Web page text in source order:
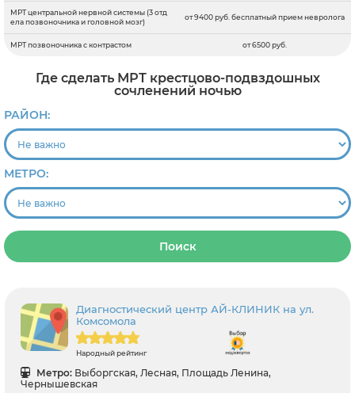
МРТ центральной нервной системы (3 отд
ела позвоночника и головной мозг)
от 9400 руб. бесплатный прием невролога
МРТ позвоночника с контрастом от 6500 руб.
Где сделать МРТ крестцово-подвздошных
сочленений ночью
РАЙОН:
МЕТРО:
Поиск
Диагностический центр АЙ-КЛИНИК на ул.
Комсомола
Народный рейтинг
Метро: Выборгская, Лесная, Площадь Ленина,
Чернышевская